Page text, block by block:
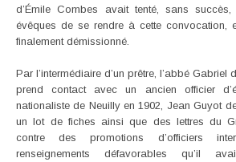
d’Émile Combes avait tenté, sans succès,
évêques de se rendre à cette convocation,
finalement démissionné.
Par l’intermédiaire d’un prêtre, l’abbé
prend contact avec un ancien officier
nationaliste de Neuilly en 1902, Jean Guyot
un lot de fiches ainsi que des lettres du
contre des promotions d’officiers
renseignements défavorables qu’il